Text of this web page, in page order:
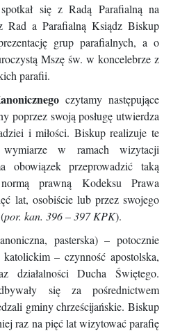
się z Radą Parafialną na
Rad a Parafialną Ksiądz Biskup
grup parafialnych, a o
Mszę św. w koncelebrze z
parafii.
czytamy następujące
poprzez swoją posługę utwierdza
i miłości. Biskup realizuje te
w ramach wizytacji
obowiązek przeprowadzić taką
prawną Kodeksu Prawa
lat, osobiście lub przez swojego
por. kan. 396 – 397 KPK).
pasterska) – potocznie
– czynność apostolska,
działalności Ducha Świętego.
się za pośrednictwem
gminy chrześcijańskie. Biskup
raz na pięć lat wizytować parafię